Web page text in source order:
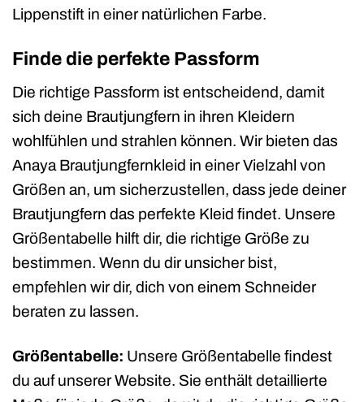
Lippenstift in einer natürlichen Farbe.
Finde die perfekte Passform
Die richtige Passform ist entscheidend, damit
sich deine Brautjungfern in ihren Kleidern
wohlfühlen und strahlen können. Wir bieten das
Anaya Brautjungfernkleid in einer Vielzahl von
Größen an, um sicherzustellen, dass jede deiner
Brautjungfern das perfekte Kleid findet. Unsere
Größentabelle hilft dir, die richtige Größe zu
bestimmen. Wenn du dir unsicher bist,
empfehlen wir dir, dich von einem Schneider
beraten zu lassen.
Größentabelle: Unsere Größentabelle findest
du auf unserer Website. Sie enthält detaillierte